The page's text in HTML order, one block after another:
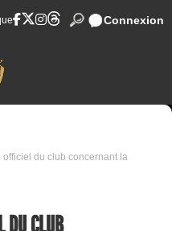
Connexion
officiel du club concernant la